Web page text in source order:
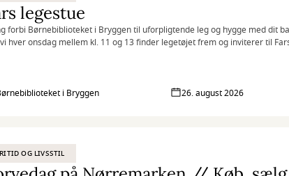
legestue
forbi Børnebiblioteket i Bryggen til uforpligtende leg og hygge med dit
hver onsdag mellem kl. 11 og 13 finder legetøjet frem og inviterer til
i Bryggen 26. august 2026
OG LIVSSTIL